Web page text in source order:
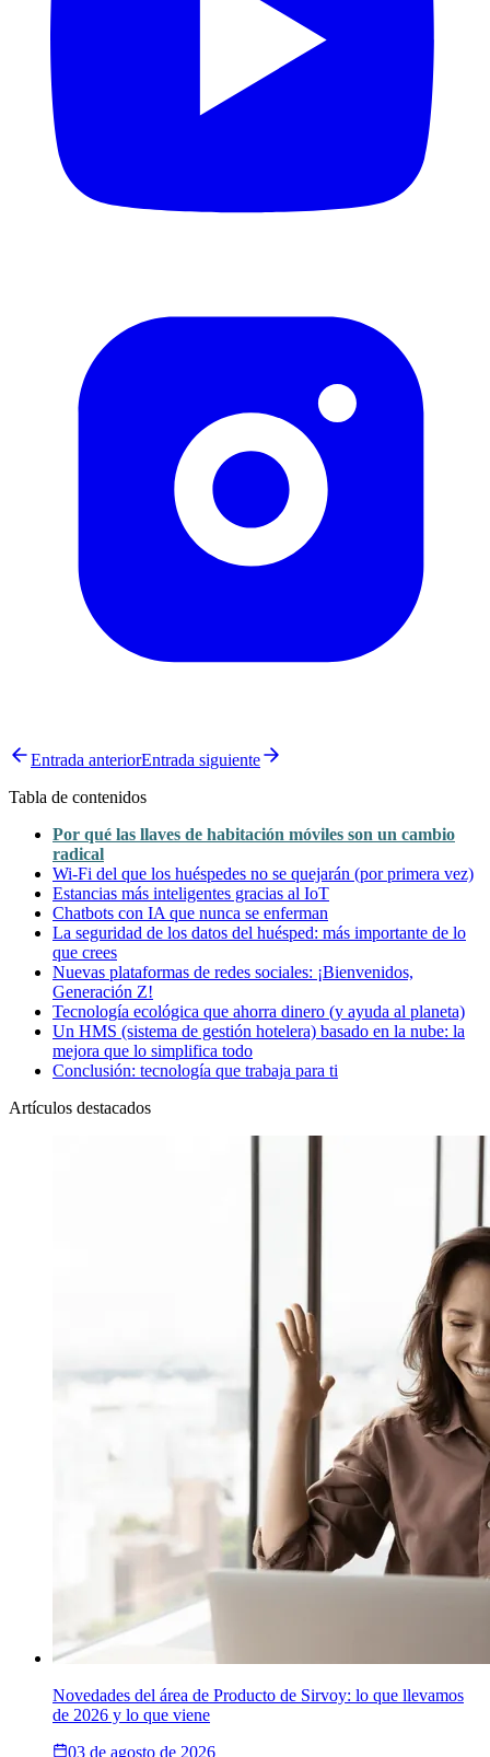
Entrada anteriorEntrada siguiente
Tabla de contenidos
Por qué las llaves de habitación móviles son un cambio
radical
Wi-Fi del que los huéspedes no se quejarán (por primera vez)
Estancias más inteligentes gracias al IoT
Chatbots con IA que nunca se enferman
La seguridad de los datos del huésped: más importante de lo
que crees
Nuevas plataformas de redes sociales: ¡Bienvenidos,
Generación Z!
Tecnología ecológica que ahorra dinero (y ayuda al planeta)
Un HMS (sistema de gestión hotelera) basado en la nube: la
mejora que lo simplifica todo
Conclusión: tecnología que trabaja para ti
Artículos destacados
Novedades del área de Producto de Sirvoy: lo que llevamos
de 2026 y lo que viene
03 de agosto de 2026